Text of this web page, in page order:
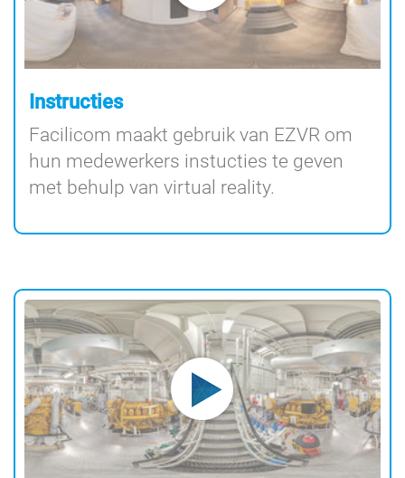
Instructies
Facilicom maakt gebruik van EZVR om
hun medewerkers instucties te geven
met behulp van virtual reality.